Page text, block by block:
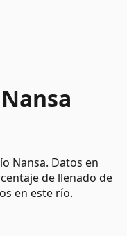
Nansa. Datos en
de llenado de
en este río.